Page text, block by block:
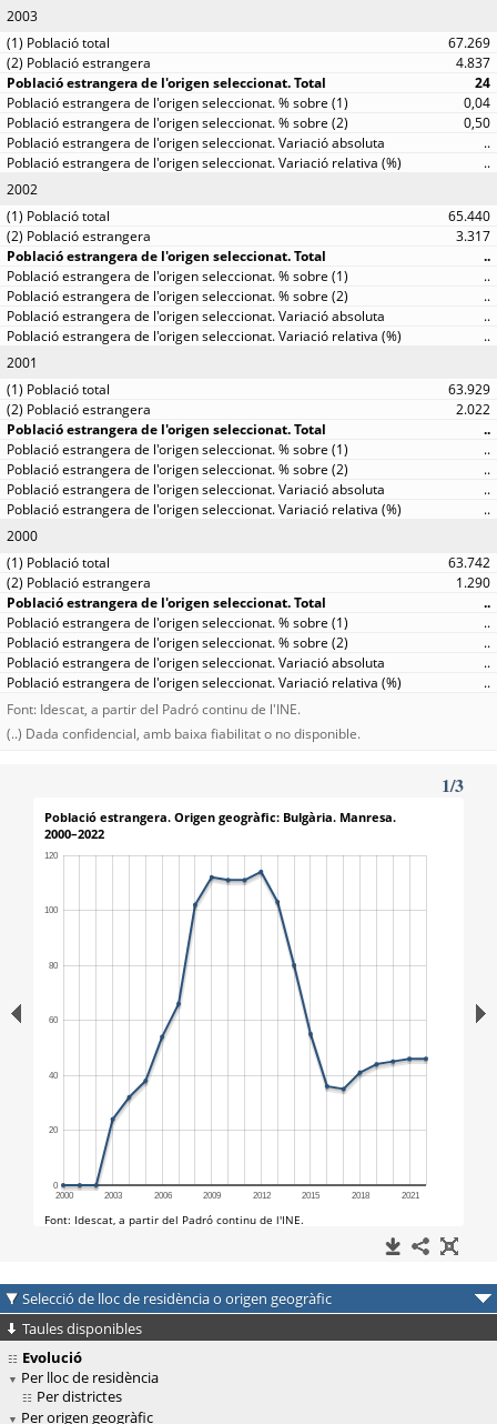
2003
67.269
4.837
24
0,04
0,50
..
..
2002
65.440
3.317
..
..
..
..
..
2001
63.929
2.022
..
..
..
..
..
2000
63.742
1.290
..
..
..
..
..
Font: Idescat, a partir del Padró continu de l'INE.
(..) Dada confidencial, amb baixa fiabilitat o no disponible.
Selecció de lloc de residència o origen geogràfic
Taules disponibles
Evolució
Per lloc de residència
Per districtes
Per origen geogràfic